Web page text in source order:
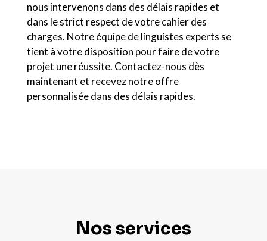
nous intervenons dans des délais rapides et
dans le strict respect de votre cahier des
charges. Notre équipe de linguistes experts se
tient à votre disposition pour faire de votre
projet une réussite. Contactez-nous dès
maintenant et recevez notre offre
personnalisée dans des délais rapides.
Nos services